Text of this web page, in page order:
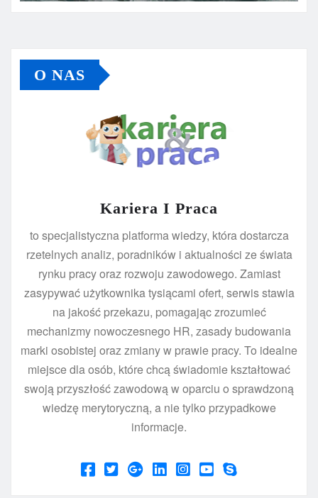
O NAS
Kariera I Praca
to specjalistyczna platforma wiedzy, która dostarcza
rzetelnych analiz, poradników i aktualności ze świata
rynku pracy oraz rozwoju zawodowego. Zamiast
zasypywać użytkownika tysiącami ofert, serwis stawia
na jakość przekazu, pomagając zrozumieć
mechanizmy nowoczesnego HR, zasady budowania
marki osobistej oraz zmiany w prawie pracy. To idealne
miejsce dla osób, które chcą świadomie kształtować
swoją przyszłość zawodową w oparciu o sprawdzoną
wiedzę merytoryczną, a nie tylko przypadkowe
informacje.